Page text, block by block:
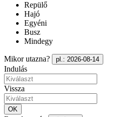
Repülő
Hajó
Egyéni
Busz
Mindegy
Mikor utazna? pl.: 2026-08-14
Indulás
Vissza
OK